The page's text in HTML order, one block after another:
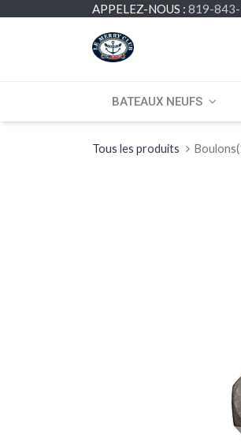
APPELEZ-NOUS : 819-
BATEAUX NEUFS
Tous les produits